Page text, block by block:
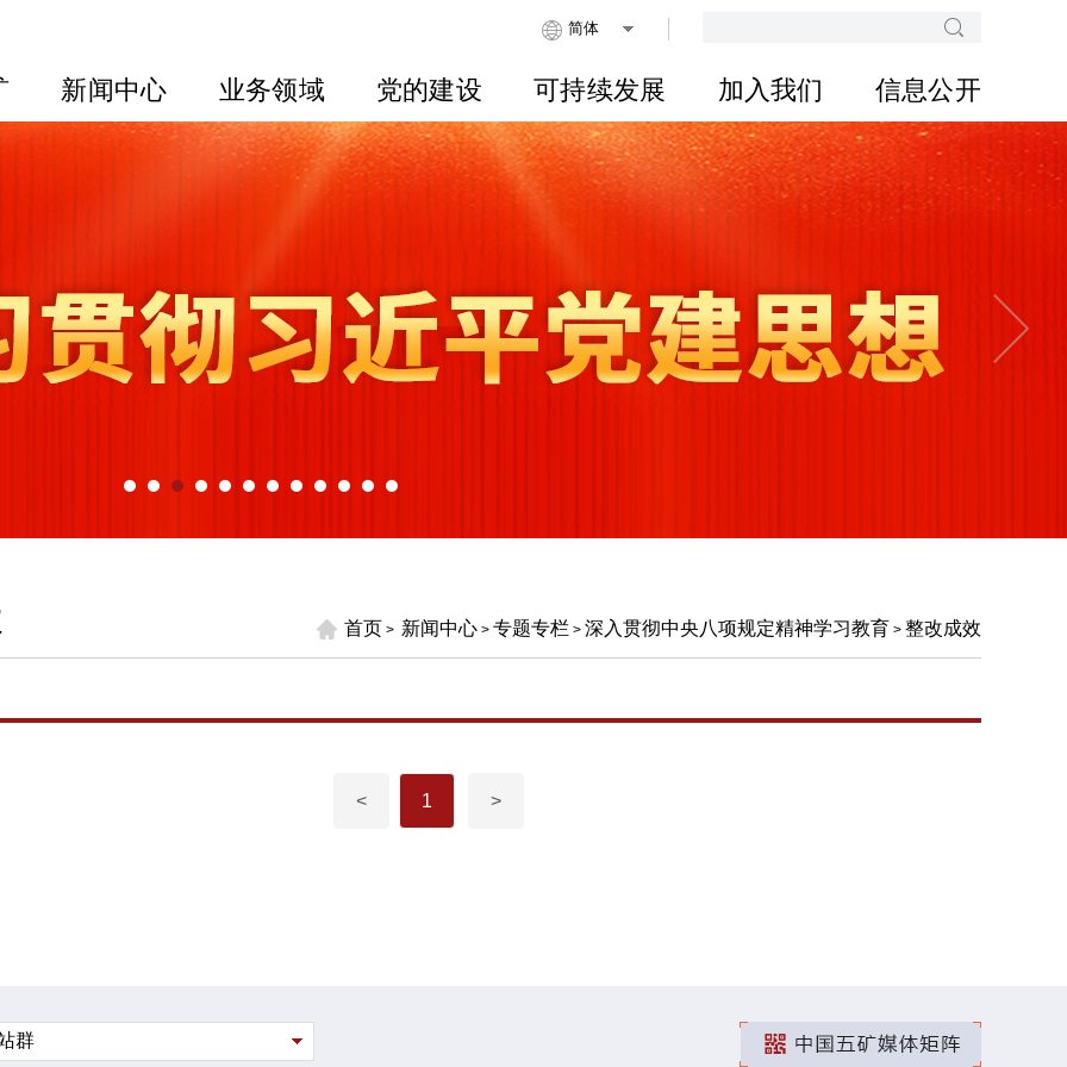
新闻中心 业务领域 党的建设 可持续发展 加入我们 信息公开
首页 > 新闻中心 > 专题专栏 > 深入贯彻中央八项规定精神学习教育 > 整改成效
< 1 >
群